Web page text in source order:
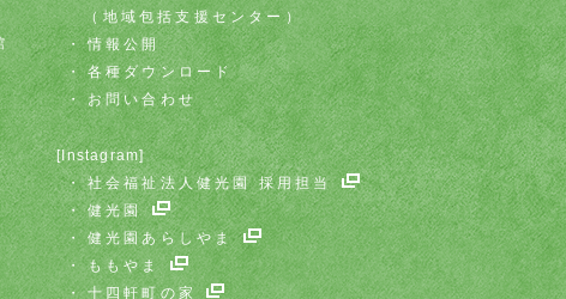
（地域包括支援センター）
情報公開
各種ダウンロード
お問い合わせ
[Instagram]
社会福祉法人健光園 採用担当
健光園
健光園あらしやま
ももやま
十四軒町の家